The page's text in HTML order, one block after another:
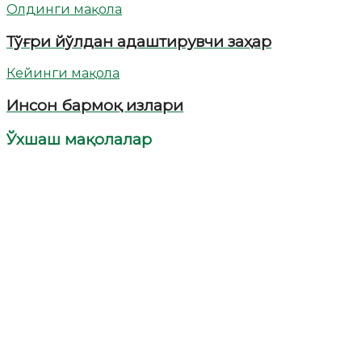
Олдинги мақола
Тўғри йўлдан адаштирувчи заҳар
Кейинги мақола
Инсон бармоқ излари
Ўхшаш мақолалар